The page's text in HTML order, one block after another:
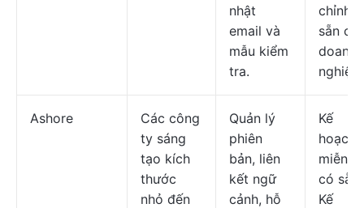
nhật
email và
mẫu kiểm
tra.
chỉnh
sẵn
doanh
nghiệp.
Ashore
Các công
ty sáng
tạo kích
thước
nhỏ đến
Quản lý
phiên
bản, liên
kết ngữ
cảnh, hỗ
Kế
hoạch
miễn
có sẵn;
Kế